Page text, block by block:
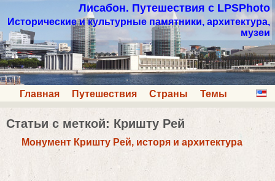
Лисабон. Путешествия с LPSPhoto
Исторические и культурные памятники, архитектура,
музеи
Главная Путешествия Страны Темы
Статьи с меткой: Кришту Рей
Монумент Кришту Рей, исторя и архитектура